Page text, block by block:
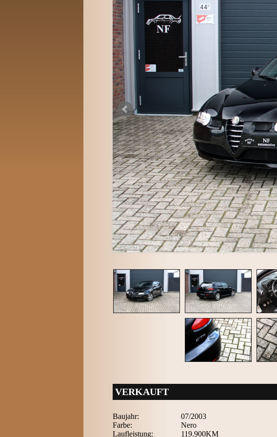
VERKAUFT
Baujahr:
07/2003
Farbe:
Nero
Laufleistung:
119.900KM